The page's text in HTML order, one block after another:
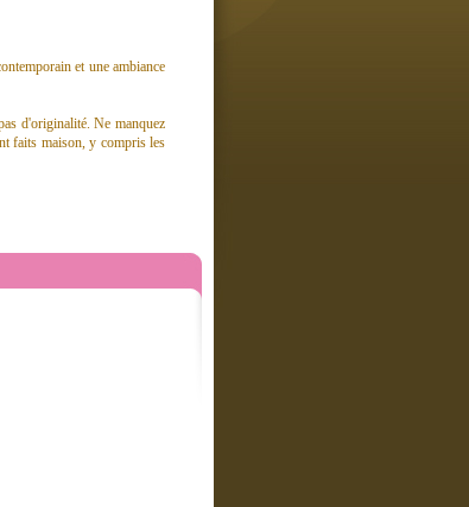
et une ambiance
d'originalité. Ne manquez
faits maison, y compris les